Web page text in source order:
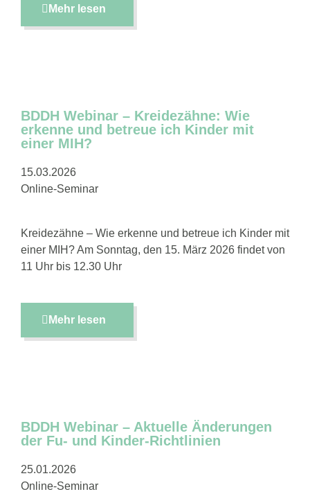
Mehr lesen
BDDH Webinar – Kreidezähne: Wie
erkenne und betreue ich Kinder mit
einer MIH?
15.03.2026
Online-Seminar
Kreidezähne – Wie erkenne und betreue ich Kinder mit
einer MIH? Am Sonntag, den 15. März 2026 findet von
11 Uhr bis 12.30 Uhr
Mehr lesen
BDDH Webinar – Aktuelle Änderungen
der Fu- und Kinder-Richtlinien
25.01.2026
Online-Seminar